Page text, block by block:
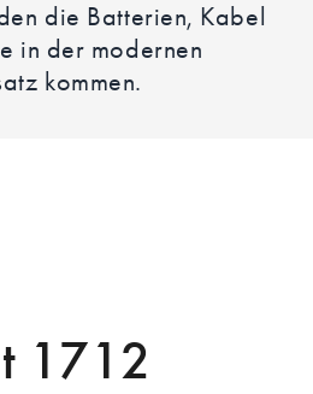
die Batterien, Kabel
in der modernen
kommen.
1712